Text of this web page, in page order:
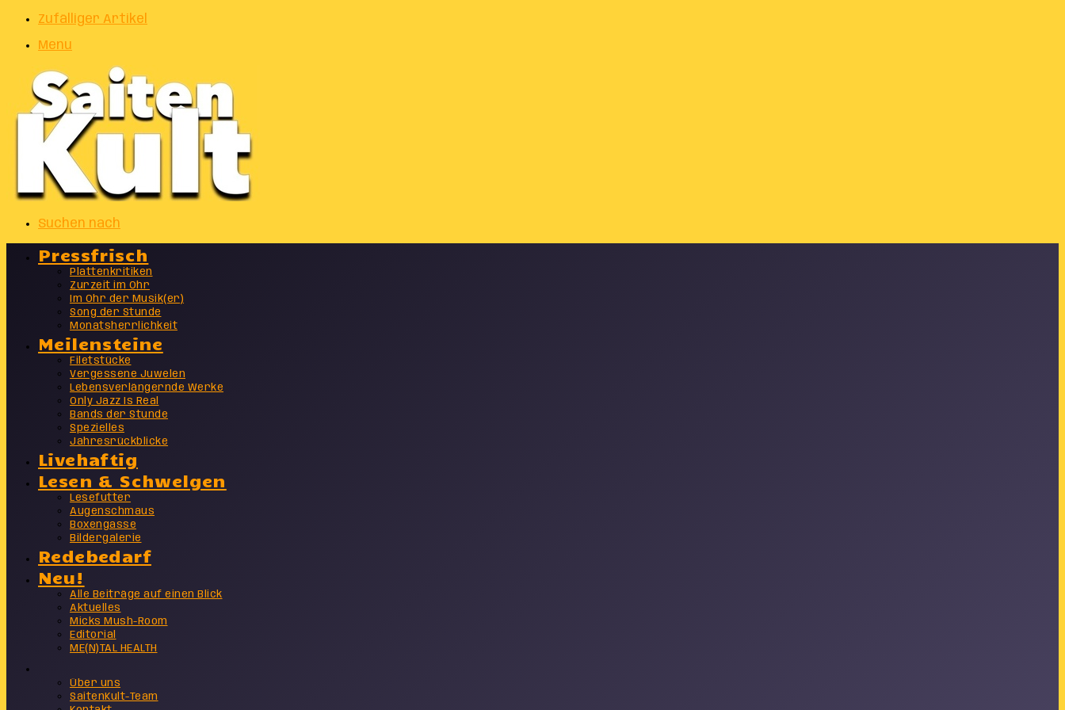
Zufälliger Artikel
Menu
Suchen nach
Pressfrisch
Plattenkritiken
Zurzeit im Ohr
Im Ohr der Musik(er)
Song der Stunde
Monatsherrlichkeit
Meilensteine
Filetstücke
Vergessene Juwelen
Lebensverlängernde Werke
Only Jazz Is Real
Bands der Stunde
Spezielles
Jahresrückblicke
Livehaftig
Lesen & Schwelgen
Lesefutter
Augenschmaus
Boxengasse
Bildergalerie
Redebedarf
Neu!
Alle Beiträge auf einen Blick
Aktuelles
Micks Mush-Room
Editorial
ME(N)TAL HEALTH
Über uns
SaitenKult-Team